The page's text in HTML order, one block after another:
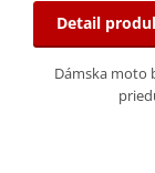
Detail
Dámska moto